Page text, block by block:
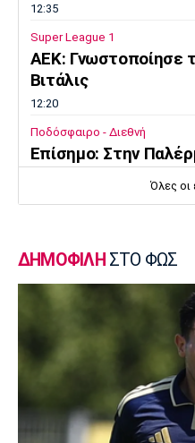
12:35
Super League 1
ΑΕΚ: Γνωστοποίησε
Βιτάλις
12:20
Ποδόσφαιρο - Διεθνή
Επίσημο: Στην
Μπάσκετ Α1 Γυναικών
11:50
Dubai BC: Πήρε τον
Παγκόσμιο
δέκατος στον
για τη Σαμολοδά
Όλες οι
ΔΗΜΟΦΙΛΗ ΣΤΟ ΦΩΣ